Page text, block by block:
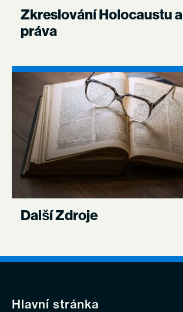
Zkreslování Holocaustu
práva
Další Zdroje
Hlavní stránka